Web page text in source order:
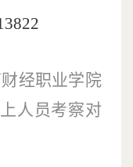
经职业学院
人员考察对